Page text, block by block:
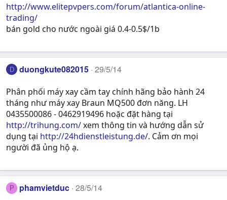
http://www.elitepvpers.com/forum/atlantica-online-
trading/
bán gold cho nước ngoài giá 0.4-0.5$/1b
D duongkute082015 29/5/14
Phân phối máy xay cầm tay chính hãng bảo hành 24
tháng như máy xay Braun MQ500 đơn năng. LH
0435500086 - 0462919496 hoặc đặt hàng tại
http://trihung.com/xem thông tin và hướng dẫn sử
dụng tại http://24hdienstleistung.de/. Cảm ơn mọi
người đã ủng hộ ạ.
P phamvietduc 28/5/14